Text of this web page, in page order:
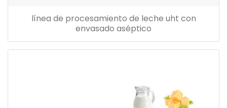
línea de procesamiento de leche uht con
envasado aséptico